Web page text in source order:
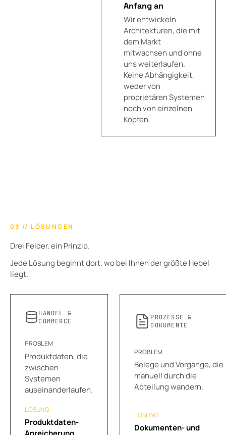
Anfang an
Wir entwickeln
Architekturen, die mit
dem Markt
mitwachsen und ohne
uns weiterlaufen.
Keine Abhängigkeit,
weder von
proprietären Systemen
noch von einzelnen
Köpfen.
03 // LÖSUNGEN
Drei Felder, ein Prinzip.
Jede Lösung beginnt dort, wo bei Ihnen der größte Hebel
liegt.
HANDEL &
COMMERCE
PROBLEM
Produktdaten, die
zwischen
Systemen
auseinanderlaufen.
LÖSUNG
Produktdaten-
PROZESSE &
DOKUMENTE
PROBLEM
Belege und Vorgänge, die
manuell durch die
Abteilung wandern.
LÖSUNG
Dokumenten- und